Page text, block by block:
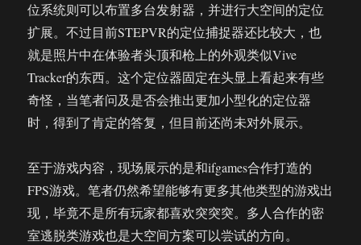
位系统则可以布置多台发射器，并进行大空间的定位
扩展。不过目前STEPVR的定位捕捉器还比较大，也
就是照片中在体验者头顶和枪上的外观类似Vive
Tracker的东西。这个定位器固定在头显上看起来有些
奇怪，当笔者问及是否会推出更加小型化的定位器
时，得到了肯定的答复，但目前还尚未对外展示。
至于游戏内容，现场展示的是和ifgames合作打造的
FPS游戏。笔者仍然希望能够有更多其他类型的游戏出
现，毕竟不是所有玩家都喜欢突突突。多人合作的密
室逃脱类游戏也是大空间方案可以尝试的方向。